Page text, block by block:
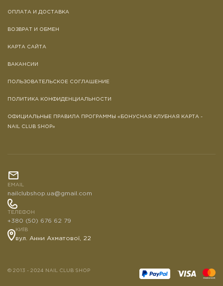
ОПЛАТА И ДОСТАВКА
ВОЗВРАТ И ОБМЕН
КАРТА САЙТА
ВАКАНСИИ
ПОЛЬЗОВАТЕЛЬСКОЕ СОГЛАШЕНИЕ
ПОЛИТИКА КОНФИДЕНЦИАЛЬНОСТИ
ОФИЦИАЛЬНЫЕ ПРАВИЛА ПРОГРАММЫ «БОНУСНАЯ КЛУБНАЯ КАРТА -
NAIL CLUB SHOP»
EMAIL
nailclubshop.ua@gmail.com
ТЕЛЕФОН
+380 (50) 676 62 79
КИЇВ
вул. Анни Ахматової, 22
© 2013 - 2024 NAIL CLUB SHOP